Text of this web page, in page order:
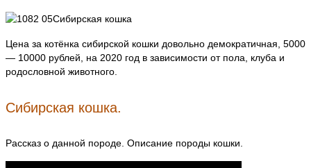
Цена за котёнка сибирской кошки довольно демократичная, 5000
— 10000 рублей, на 2020 год в зависимости от пола, клуба и
родословной животного.
Сибирская кошка.
Рассказ о данной породе. Описание породы кошки.